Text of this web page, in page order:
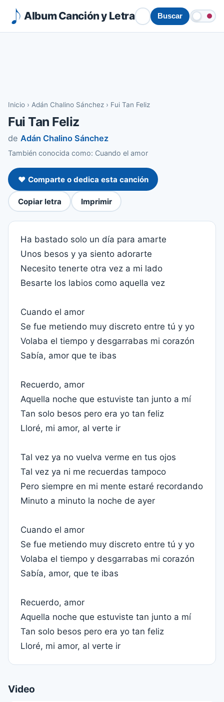
Album Canción y Letra Buscar
Inicio › Adán Chalino Sánchez › Fui Tan Feliz
Fui Tan Feliz
de Adán Chalino Sánchez
También conocida como: Cuando el amor
❤️ Comparte o dedica esta canción
Copiar letra Imprimir
Ha bastado solo un día para amarte
Unos besos y ya siento adorarte
Necesito tenerte otra vez a mi lado
Besarte los labios como aquella vez
Cuando el amor
Se fue metiendo muy discreto entre tú y yo
Volaba el tiempo y desgarrabas mi corazón
Sabía, amor que te ibas
Recuerdo, amor
Aquella noche que estuviste tan junto a mí
Tan solo besos pero era yo tan feliz
Lloré, mi amor, al verte ir
Tal vez ya no vuelva verme en tus ojos
Tal vez ya ni me recuerdas tampoco
Pero siempre en mi mente estaré recordando
Minuto a minuto la noche de ayer
Cuando el amor
Se fue metiendo muy discreto entre tú y yo
Volaba el tiempo y desgarrabas mi corazón
Sabía, amor, que te ibas
Recuerdo, amor
Aquella noche que estuviste tan junto a mí
Tan solo besos pero era yo tan feliz
Lloré, mi amor, al verte ir
Video